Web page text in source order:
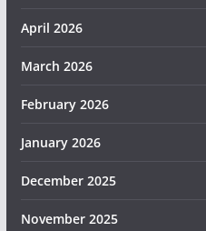
April 2026
March 2026
February 2026
January 2026
December 2025
November 2025